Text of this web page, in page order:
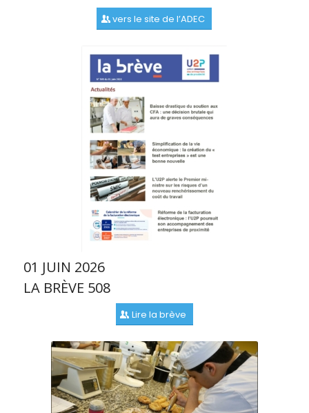
vers le site de l’ADEC
01 JUIN 2026
LA BRÈVE 508
Lire la brève